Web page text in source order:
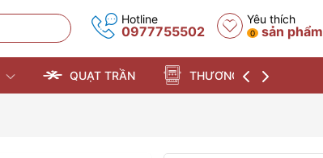
Hotline
0977755502
Yêu thích
0 sản phẩm
QUẠT TRẦN THƯƠNG HIỆU